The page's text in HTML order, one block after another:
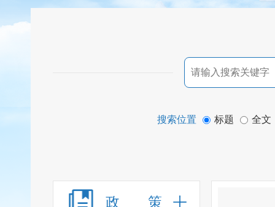
搜索位置 标题 全文
政 策